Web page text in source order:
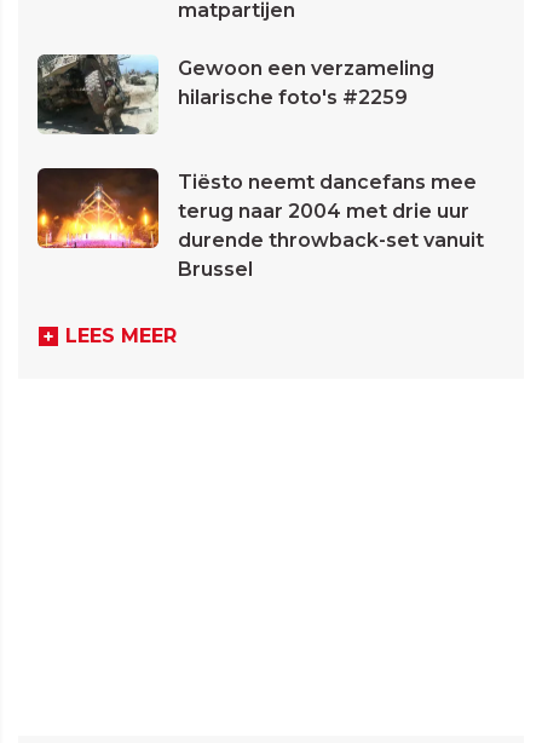
matpartijen
Gewoon een verzameling
hilarische foto's #2259
Tiësto neemt dancefans mee
terug naar 2004 met drie uur
durende throwback-set vanuit
Brussel
LEES MEER